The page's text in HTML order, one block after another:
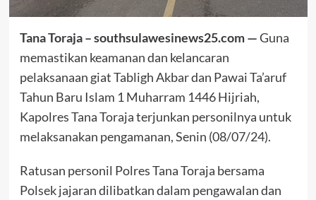
Tana Toraja – southsulawesinews25.com —Guna
memastikan keamanan dan kelancaran
pelaksanaan giat Tabligh Akbar dan Pawai Ta’aruf
Tahun Baru Islam 1 Muharram 1446 Hijriah,
Kapolres Tana Toraja terjunkan personilnya untuk
melaksanakan pengamanan, Senin (08/07/24).
Ratusan personil Polres Tana Toraja bersama
Polsek jajaran dilibatkan dalam pengawalan dan